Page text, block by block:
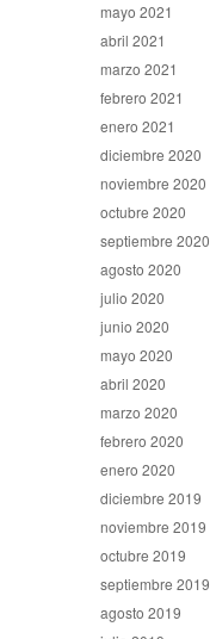
mayo 2021
abril 2021
marzo 2021
febrero 2021
enero 2021
diciembre 2020
noviembre 2020
octubre 2020
septiembre 2020
agosto 2020
julio 2020
junio 2020
mayo 2020
abril 2020
marzo 2020
febrero 2020
enero 2020
diciembre 2019
noviembre 2019
octubre 2019
septiembre 2019
agosto 2019